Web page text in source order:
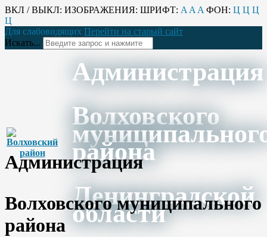
ВКЛ / ВЫКЛ: ИЗОБРАЖЕНИЯ: ШРИФТ: A A A ФОН: Ц Ц Ц
Ц
Для слабовидящих Перейти на старый сайт
Искать...
Администрация
Волховского
района
Ленинградской
области
Администрация
Волховского муниципального
района